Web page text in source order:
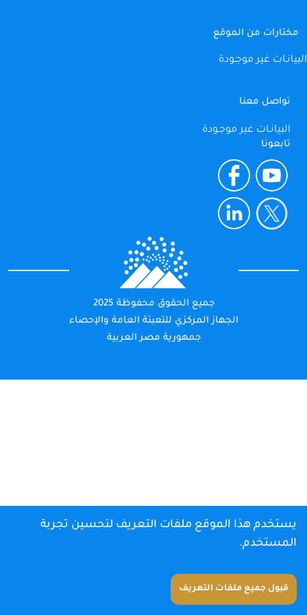
مختارات من الموقع
البيانـات غير موجـودة
تواصل معنا
البيانـات غير موجـودة
تابعونا
جميع الحقوق محفوظة 2025
الجهاز المركزي للتعبئة العامة والإحصاء
جمهورية مصر العربية
يستخدم هذا الموقع ملفات التعريف لتحسين تجربة
المستخدم.
قبول جميع ملفات التعريف